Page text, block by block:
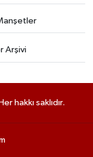
Arşivi
hakkı saklıdır.